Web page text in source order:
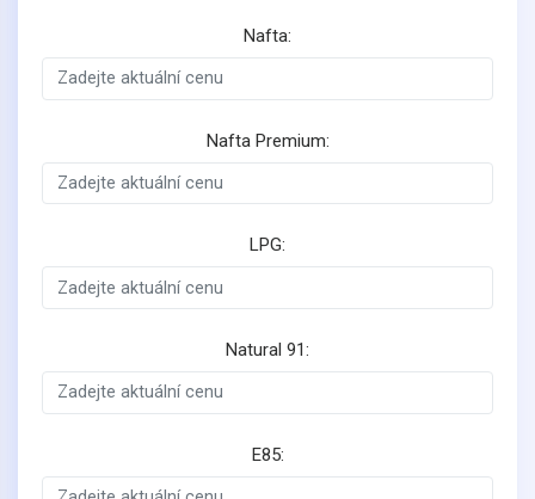
Nafta:
Nafta Premium:
LPG:
Natural 91:
E85: